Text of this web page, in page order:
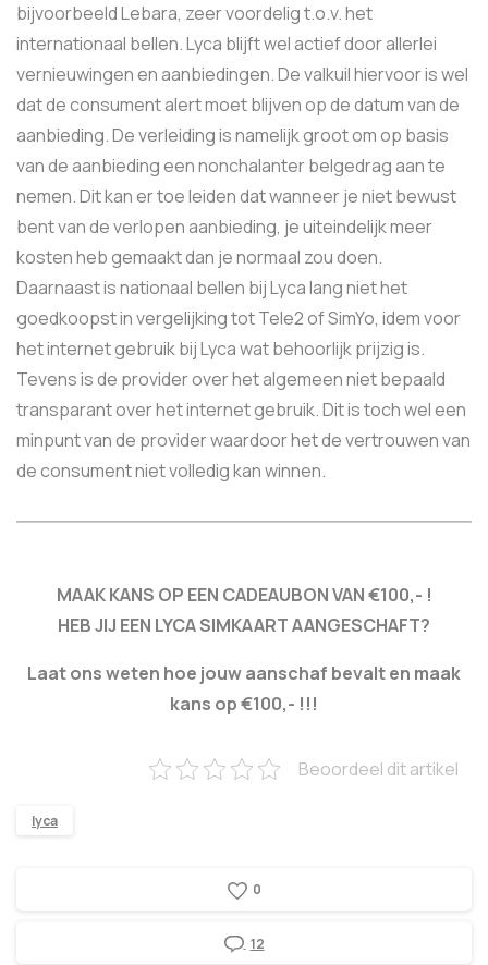
bijvoorbeeld Lebara, zeer voordelig t.o.v. het
internationaal bellen. Lyca blijft wel actief door allerlei
vernieuwingen en aanbiedingen. De valkuil hiervoor is wel
dat de consument alert moet blijven op de datum van de
aanbieding. De verleiding is namelijk groot om op basis
van de aanbieding een nonchalanter belgedrag aan te
nemen. Dit kan er toe leiden dat wanneer je niet bewust
bent van de verlopen aanbieding, je uiteindelijk meer
kosten heb gemaakt dan je normaal zou doen.
Daarnaast is nationaal bellen bij Lyca lang niet het
goedkoopst in vergelijking tot Tele2 of SimYo, idem voor
het internet gebruik bij Lyca wat behoorlijk prijzig is.
Tevens is de provider over het algemeen niet bepaald
transparant over het internet gebruik. Dit is toch wel een
minpunt van de provider waardoor het de vertrouwen van
de consument niet volledig kan winnen.
MAAK KANS OP EEN CADEAUBON VAN €100,- !
HEB JIJ EEN LYCA SIMKAART AANGESCHAFT?
Laat ons weten hoe jouw aanschaf bevalt en maak
kans op €100,- !!!
Beoordeel dit artikel
lyca
0
12